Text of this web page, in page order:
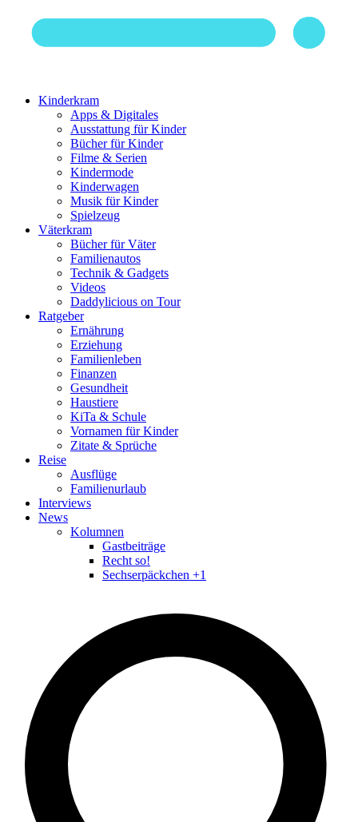
Kinderkram
Apps & Digitales
Ausstattung für Kinder
Bücher für Kinder
Filme & Serien
Kindermode
Kinderwagen
Musik für Kinder
Spielzeug
Väterkram
Bücher für Väter
Familienautos
Technik & Gadgets
Videos
Daddylicious on Tour
Ratgeber
Ernährung
Erziehung
Familienleben
Finanzen
Gesundheit
Haustiere
KiTa & Schule
Vornamen für Kinder
Zitate & Sprüche
Reise
Ausflüge
Familienurlaub
Interviews
News
Kolumnen
Gastbeiträge
Recht so!
Sechserpäckchen +1